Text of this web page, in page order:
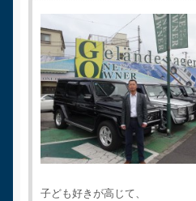
子ども好きが高じて、